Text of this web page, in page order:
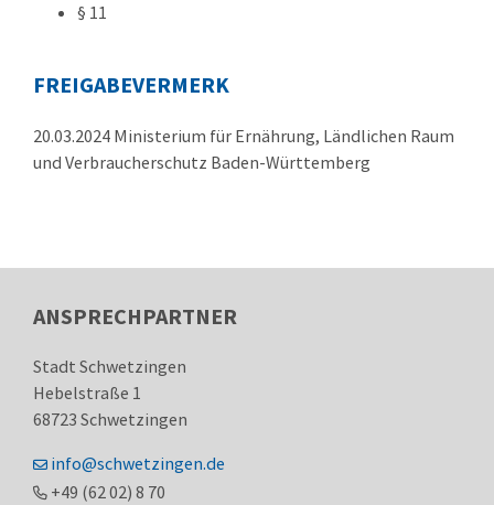
§ 11
FREIGABEVERMERK
20.03.2024 Ministerium für Ernährung, Ländlichen Raum
und Verbraucherschutz Baden-Württemberg
ANSPRECHPARTNER
Stadt Schwetzingen
Hebelstraße 1
68723 Schwetzingen
info@schwetzingen.de
+49 (6202) 8 70